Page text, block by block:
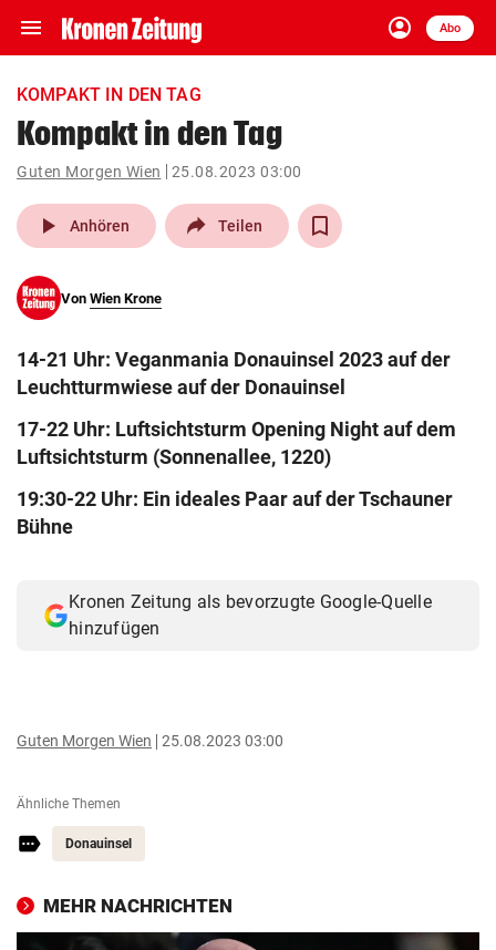
menu Navigation
ein-/ausklappen
account_circle
Anmelden
Abo
close Schließen
account_circle Anmelden
pin_drop
arrow_right
bookmark Merkliste
search
Suchbegriff
© Krone Multimedia GmbH & Co KG 2026
KOMPAKT IN DEN TAG
Kompakt in den Tag
Guten Morgen Wien 25.08.2023 03:00
play_arrow Anhören Teilen
Von Wien Krone
14-21 Uhr: Veganmania Donauinsel 2023 auf der
Leuchtturmwiese auf der Donauinsel
17-22 Uhr: Luftsichtsturm Opening Night auf dem
Luftsichtsturm (Sonnenallee, 1220)
19:30-22 Uhr: Ein ideales Paar auf der Tschauner
Bühne
Kronen Zeitung als bevorzugte Google-Quelle
hinzufügen
Guten Morgen Wien 25.08.2023 03:00
Ähnliche Themen
Donauinsel
MEHR NACHRICHTEN